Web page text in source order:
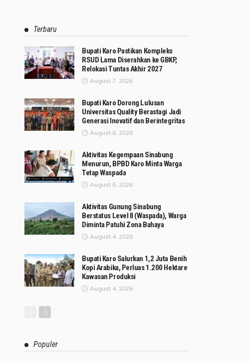
Terbaru
Bupati Karo Pastikan Kompleks
RSUD Lama Diserahkan ke GBKP,
Relokasi Tuntas Akhir 2027
August 7, 2026
Bupati Karo Dorong Lulusan
Universitas Quality Berastagi Jadi
Generasi Inovatif dan Berintegritas
August 6, 2026
Aktivitas Kegempaan Sinabung
Menurun, BPBD Karo Minta Warga
Tetap Waspada
August 5, 2026
Aktivitas Gunung Sinabung
Berstatus Level II (Waspada), Warga
Diminta Patuhi Zona Bahaya
August 4, 2026
Bupati Karo Salurkan 1,2 Juta Benih
Kopi Arabika, Perluas 1.200 Hektare
Kawasan Produksi
August 4, 2026
Populer